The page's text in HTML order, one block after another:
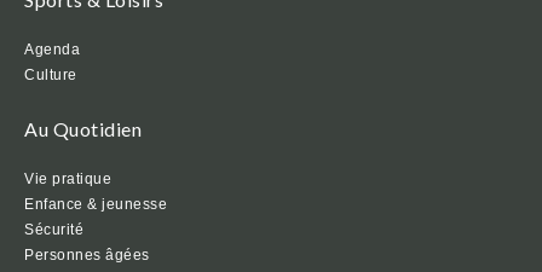
Agenda
Culture
Au Quotidien
Vie pratique
Enfance & jeunesse
Sécurité
Personnes âgées